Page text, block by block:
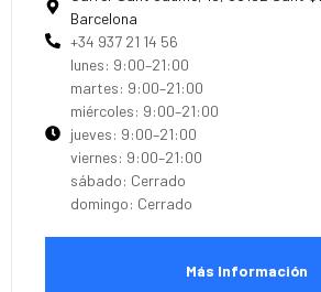
Barcelona
+34 937 21 14 56
lunes: 9:00–21:00
martes: 9:00–21:00
miércoles: 9:00–21:00
jueves: 9:00–21:00
viernes: 9:00–21:00
sábado: Cerrado
domingo: Cerrado
Más Información